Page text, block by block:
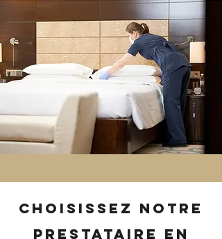
Choisissez notre
prestataire en